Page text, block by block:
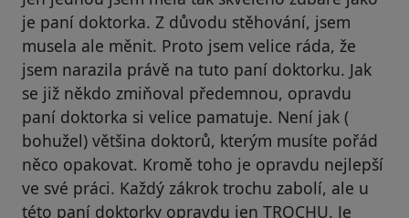
je paní doktorka. Z důvodu stěhování, jsem
musela ale měnit. Proto jsem velice ráda, že
jsem narazila právě na tuto paní doktorku. Jak
se již někdo zmiňoval předemnou, opravdu
paní doktorka si velice pamatuje. Není jak (
bohužel) většina doktorů, kterým musíte pořád
něco opakovat. Kromě toho je opravdu nejlepší
ve své práci. Každý zákrok trochu zabolí, ale u
této paní doktorky opravdu jen TROCHU. Je